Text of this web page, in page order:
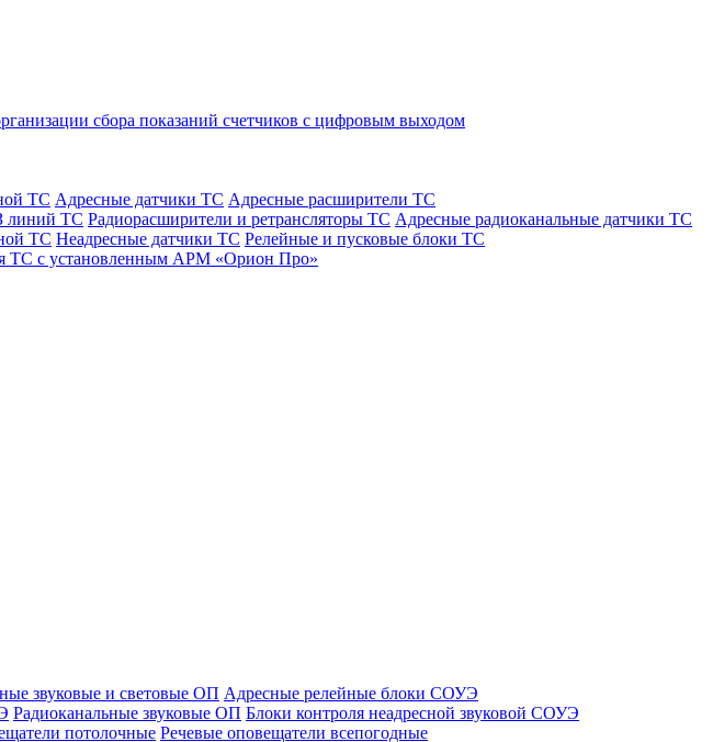
сбора показаний счетчиков с цифровым выходом
ТС Адресные датчики ТС Адресные расширители ТС
линий ТС Радиорасширители и ретрансляторы ТС Адресные радиоканальные датчики ТС
ТС Неадресные датчики ТС Релейные и пусковые блоки ТС
ТС с установленным АРМ «Орион Про»
звуковые и световые ОП Адресные релейные блоки СОУЭ
Радиоканальные звуковые ОП Блоки контроля неадресной звуковой СОУЭ
потолочные Речевые оповещатели всепогодные